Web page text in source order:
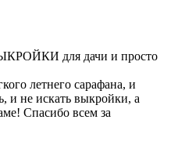
для дачи и просто
летнего сарафана, и
и не искать выкройки, а
Спасибо всем за